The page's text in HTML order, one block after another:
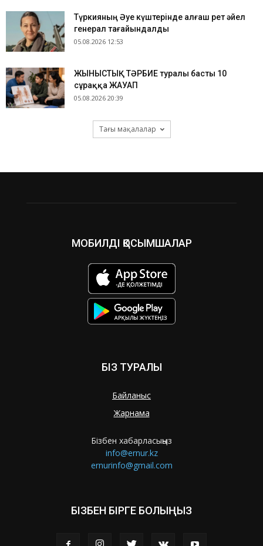
Түркияның Әуе күштерінде алғаш рет әйел
генерал тағайындалды
05.08.2026 12:53
ЖЫНЫСТЫҚ ТӘРБИЕ туралы басты 10
сұраққа ЖАУАП
05.08.2026 20:39
Тағы мақалалар
МОБИЛДІ ҚОСЫМШАЛАР
БІЗ ТУРАЛЫ
Байланыс
Жарнама
Бізбен хабарласыңыз
info@ernur.kz
ernurinfo@gmail.com
БІЗБЕН БІРГЕ БОЛЫҢЫЗ